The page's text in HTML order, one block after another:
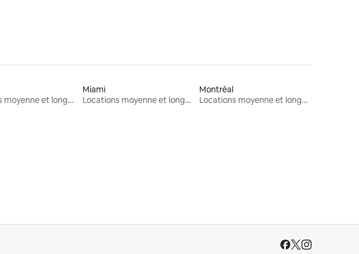
Locations moyenne et longue durée
Miami
Locations moyenne et longue durée
Montréal
Locations moyenne et longue durée